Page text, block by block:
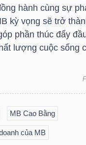
hành cùng sự
kỳ vọng sẽ trở
phần thúc đẩy
lượng cuộc sống
MB Cao Bằng
của MB